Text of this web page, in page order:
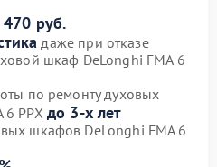
470 руб.
даже при отказе
шкаф DeLonghi FMA 6
по ремонту духовых
PPX до 3-х лет
шкафов DeLonghi FMA 6